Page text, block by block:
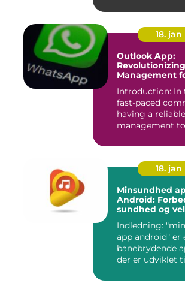
18. jan
Outlook App:
Management
Introduction: In
fast-paced
having a
management
18. jan
Minsundhed
Android:
sundhed og
Indledning:
app android" er
banebrydende
der er udviklet